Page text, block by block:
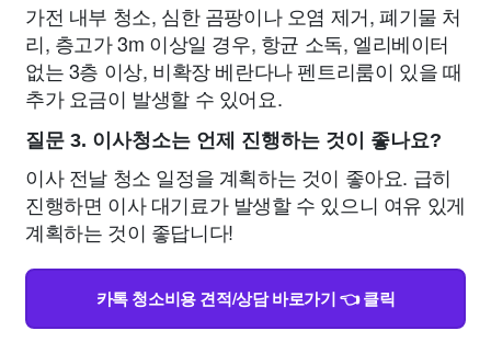
가전 내부 청소, 심한 곰팡이나 오염 제거, 폐기물 처
리, 층고가 3m 이상일 경우, 항균 소독, 엘리베이터
없는 3층 이상, 비확장 베란다나 펜트리룸이 있을 때
추가 요금이 발생할 수 있어요.
질문 3. 이사청소는 언제 진행하는 것이 좋나요?
이사 전날 청소 일정을 계획하는 것이 좋아요. 급히
진행하면 이사 대기료가 발생할 수 있으니 여유 있게
계획하는 것이 좋답니다!
카톡 청소비용 견적/상담 바로가기 👈 클릭